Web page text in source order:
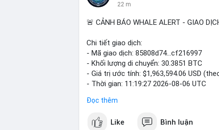
22 m
🚨 CẢNH BÁO WHALE ALERT - GIAO
Chi tiết giao dịch:
- Mã giao dịch: 85808d74...cf216997
- Khối lượng di chuyển: 30.3851 BTC
- Giá trị ước tính: $1,963,594.06 USD
- Thời gian: 11:19:27 2026-08-06 UTC
Nhận định phân tích: Giao dịch gần 2
30,38 BTC có thể là bước khởi đầu
Đọc thêm
Like Bình luận